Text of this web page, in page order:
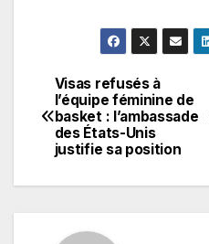
Navigation
de
l’article
Visas refusés à
l’équipe féminine de
basket : l’ambassade
des États-Unis
justifie sa position